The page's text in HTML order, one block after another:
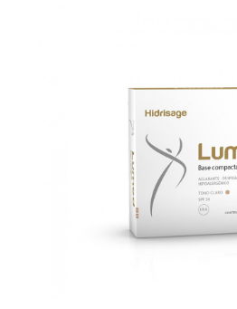
TRABAJAR EN MEGALABS